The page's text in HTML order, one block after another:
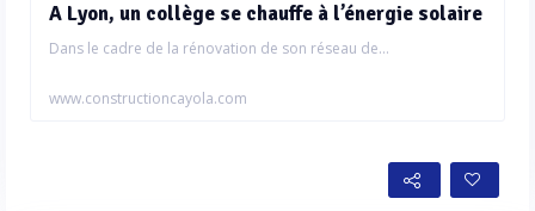
A Lyon, un collège se chauffe à l’énergie solaire
Dans le cadre de la rénovation de son réseau de...
www.constructioncayola.com